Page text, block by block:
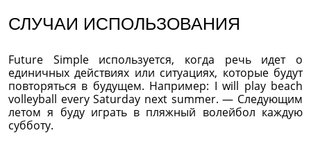
СЛУЧАИ ИСПОЛЬЗОВАНИЯ
Future Simple используется, когда речь идет о
единичных действиях или ситуациях, которые будут
повторяться в будущем. Например: I will play beach
volleyball every Saturday next summer. — Следующим
летом я буду играть в пляжный волейбол каждую
субботу.